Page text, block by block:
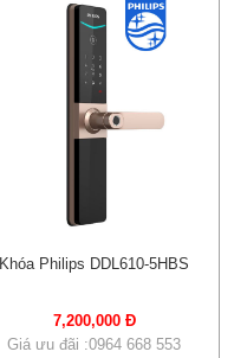
Khóa Philips DDL610-5HBS
7,200,000 Đ
Giá ưu đãi :0964 668 553